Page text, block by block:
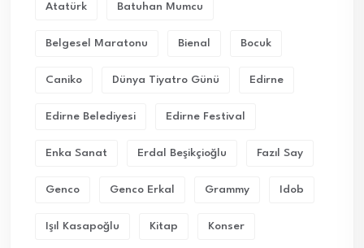
Atatürk Batuhan Mumcu
Belgesel Maratonu Bienal Bocuk
Caniko Dünya Tiyatro Günü Edirne
Edirne Belediyesi Edirne Festival
Enka Sanat Erdal Beşikçioğlu Fazıl Say
Genco Genco Erkal Grammy Idob
Işıl Kasapoğlu Kitap Konser